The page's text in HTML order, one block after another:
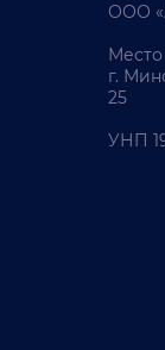
ООО
Место
г.
25
УНП